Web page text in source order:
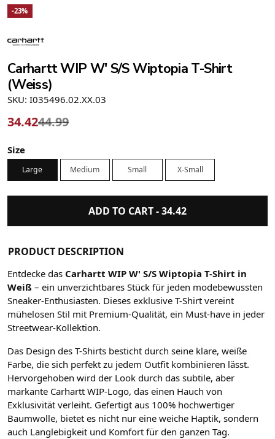
-23%
Carhartt WIP W' S/S Wiptopia T-Shirt
(Weiss)
SKU: I035496.02.XX.03
34.4244.99
Size
Large Medium Small X-Small
ADD TO CART -34.42
PRODUCT DESCRIPTION
Entdecke das Carhartt WIP W' S/S Wiptopia T-Shirt in
Weiß – ein unverzichtbares Stück für jeden modebewussten
Sneaker-Enthusiasten. Dieses exklusive T-Shirt vereint
mühelosen Stil mit Premium-Qualität, ein Must-have in jeder
Streetwear-Kollektion.
Das Design des T-Shirts besticht durch seine klare, weiße
Farbe, die sich perfekt zu jedem Outfit kombinieren lässt.
Hervorgehoben wird der Look durch das subtile, aber
markante Carhartt WIP-Logo, das einen Hauch von
Exklusivität verleiht. Gefertigt aus 100% hochwertiger
Baumwolle, bietet es nicht nur eine weiche Haptik, sondern
auch Langlebigkeit und Komfort für den ganzen Tag.